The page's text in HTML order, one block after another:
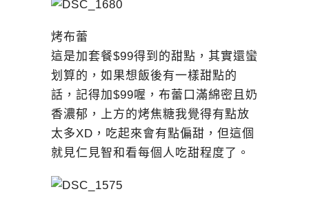
烤布蕾
這是加套餐$99得到的甜點，其實還蠻
划算的，如果想飯後有一樣甜點的
話，記得加$99喔，布蕾口滿綿密且奶
香濃郁，上方的烤焦糖我覺得有點放
太多XD，吃起來會有點偏甜，但這個
就見仁見智和看每個人吃甜程度了。